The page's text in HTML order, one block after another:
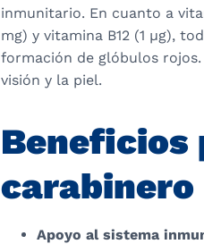
inmunitario. En cuanto a
mg) y vitamina B12 (1 µg),
formación de glóbulos rojos.
visión y la piel.
Beneficios
carabinero
Apoyo al sistema